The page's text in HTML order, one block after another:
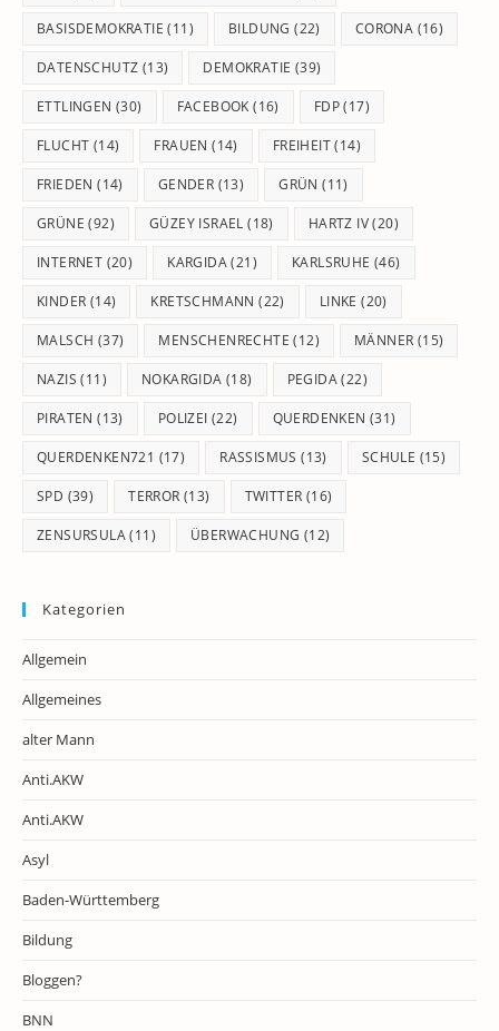
BASISDEMOKRATIE (11) BILDUNG (22) CORONA (16)
DATENSCHUTZ (13) DEMOKRATIE (39)
ETTLINGEN (30) FACEBOOK (16) FDP(17)
FLUCHT (14) FRAUEN (14) FREIHEIT(14)
FRIEDEN (14) GENDER (13) GRÜN (11)
GRÜNE (92) GÜZEY ISRAEL (18) HARTZ IV(20)
INTERNET (20) KARGIDA(21) KARLSRUHE (46)
KINDER (14) KRETSCHMANN (22) LINKE (20)
MALSCH (37) MENSCHENRECHTE (12) MÄNNER (15)
NAZIS (11) NOKARGIDA (18) PEGIDA(22)
PIRATEN (13) POLIZEI (22) QUERDENKEN (31)
QUERDENKEN721 (17) RASSISMUS (13) SCHULE (15)
SPD (39) TERROR (13) TWITTER (16)
ZENSURSULA(11) ÜBERWACHUNG (12)
Kategorien
Allgemein
Allgemeines
alter Mann
Anti.AKW
Anti.AKW
Asyl
Baden-Württemberg
Bildung
Bloggen?
BNN